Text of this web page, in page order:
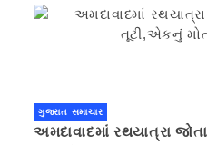
ગુજરાત સમાચાર
અમદાવાદમાં રથયાત્રા